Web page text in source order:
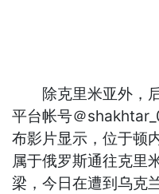
除克里米亚外，后
平台帐号＠
布影片显示，位于顿
属于俄罗斯通往克里
梁，今日在遭到乌克